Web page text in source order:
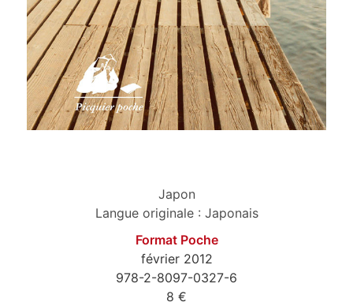
Japon
Langue originale : Japonais
Format Poche
février 2012
978-2-8097-0327-6
8 €